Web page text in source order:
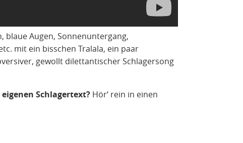
blaue Augen, Sonnenuntergang,
mit ein bisschen Tralala, ein paar
gewollt dilettantischer Schlagersong
Schlagertext? Hör‘ rein in einen